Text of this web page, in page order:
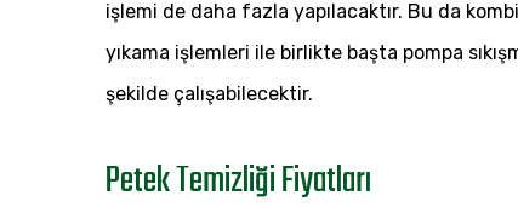
işlemi de daha fazla yapılacaktır. Bu da
yıkama işlemleri ile birlikte başta pompa
şekilde çalışabilecektir.
Petek Temizliği Fiyatları